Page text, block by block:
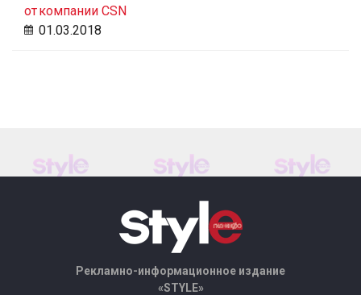
от компании CSN
01.03.2018
Рекламно-информационное издание
«STYLE»